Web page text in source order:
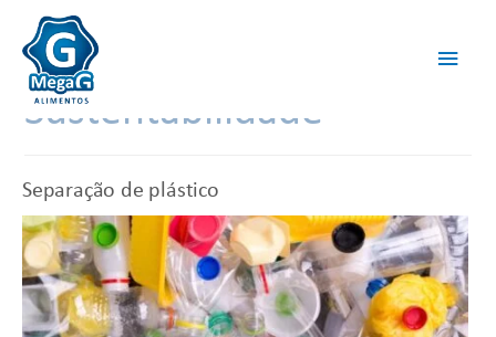
Sustentabilidade
Separação de plástico